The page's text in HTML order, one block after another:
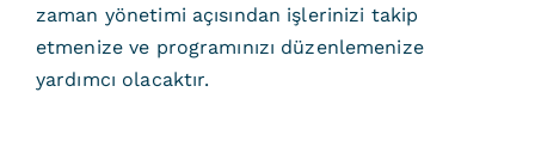
zaman yönetimi açısından işlerinizi takip
etmenize ve programınızı düzenlemenize
yardımcı olacaktır.